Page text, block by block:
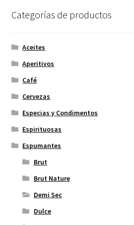
Categorías de productos
Aceites
Aperitivos
Café
Cervezas
Especias y Condimentos
Espirituosas
Espumantes
Brut
Brut Nature
Demi Sec
Dulce